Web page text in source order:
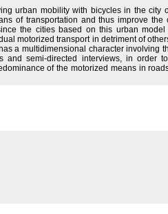
urban mobility with bicycles in the city
of transportation and thus improve the
the cities based on this urban
motorized transport in detriment of
a multidimensional character involving
and semi-directed interviews, in order
of the motorized means in